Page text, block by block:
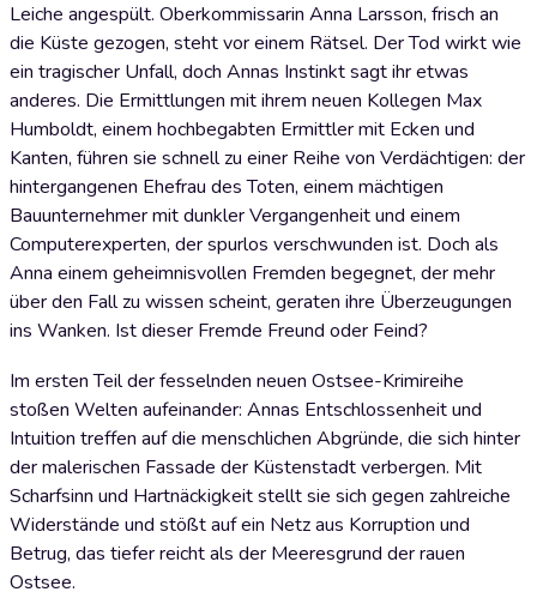
Leiche angespült. Oberkommissarin Anna Larsson, frisch an
die Küste gezogen, steht vor einem Rätsel. Der Tod wirkt wie
ein tragischer Unfall, doch Annas Instinkt sagt ihr etwas
anderes. Die Ermittlungen mit ihrem neuen Kollegen Max
Humboldt, einem hochbegabten Ermittler mit Ecken und
Kanten, führen sie schnell zu einer Reihe von Verdächtigen: der
hintergangenen Ehefrau des Toten, einem mächtigen
Bauunternehmer mit dunkler Vergangenheit und einem
Computerexperten, der spurlos verschwunden ist. Doch als
Anna einem geheimnisvollen Fremden begegnet, der mehr
über den Fall zu wissen scheint, geraten ihre Überzeugungen
ins Wanken. Ist dieser Fremde Freund oder Feind?
Im ersten Teil der fesselnden neuen Ostsee-Krimireihe
stoßen Welten aufeinander: Annas Entschlossenheit und
Intuition treffen auf die menschlichen Abgründe, die sich hinter
der malerischen Fassade der Küstenstadt verbergen. Mit
Scharfsinn und Hartnäckigkeit stellt sie sich gegen zahlreiche
Widerstände und stößt auf ein Netz aus Korruption und
Betrug, das tiefer reicht als der Meeresgrund der rauen
Ostsee.